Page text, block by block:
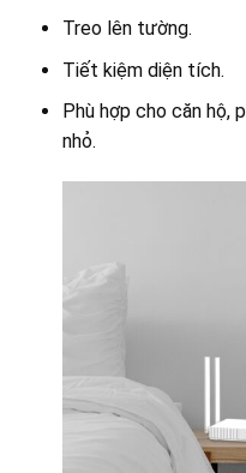
Treo lên tường.
Tiết kiệm diện tích.
Phù hợp cho căn hộ,
nhỏ.